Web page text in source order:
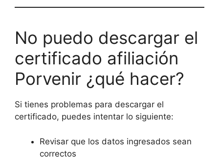
No puedo descargar el
certificado afiliación
Porvenir ¿qué hacer?
Si tienes problemas para descargar el
certificado, puedes intentar lo siguiente:
Revisar que los datos ingresados sean
correctos